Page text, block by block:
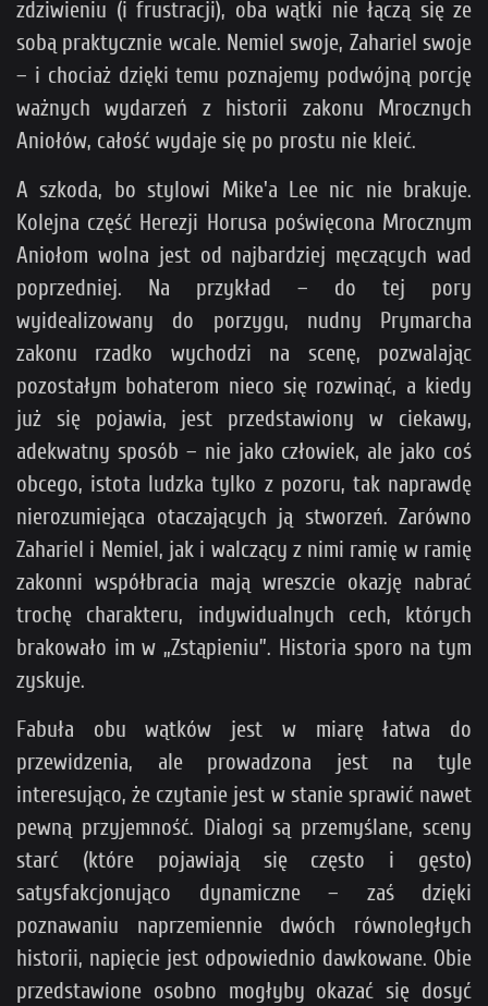
zdziwieniu (i frustracji), oba wątki nie łączą się ze
sobą praktycznie wcale. Nemiel swoje, Zahariel swoje
– i chociaż dzięki temu poznajemy podwójną porcję
ważnych wydarzeń z historii zakonu Mrocznych
Aniołów, całość wydaje się po prostu nie kleić.
A szkoda, bo stylowi Mike'a Lee nic nie brakuje.
Kolejna część Herezji Horusa poświęcona Mrocznym
Aniołom wolna jest od najbardziej męczących wad
poprzedniej. Na przykład – do tej pory
wyidealizowany do porzygu, nudny Prymarcha
zakonu rzadko wychodzi na scenę, pozwalając
pozostałym bohaterom nieco się rozwinąć, a kiedy
już się pojawia, jest przedstawiony w ciekawy,
adekwatny sposób – nie jako człowiek, ale jako coś
obcego, istota ludzka tylko z pozoru, tak naprawdę
nierozumiejąca otaczających ją stworzeń. Zarówno
Zahariel i Nemiel, jak i walczący z nimi ramię w ramię
zakonni współbracia mają wreszcie okazję nabrać
trochę charakteru, indywidualnych cech, których
brakowało im w „Zstąpieniu”. Historia sporo na tym
zyskuje.
Fabuła obu wątków jest w miarę łatwa do
przewidzenia, ale prowadzona jest na tyle
interesująco, że czytanie jest w stanie sprawić nawet
pewną przyjemność. Dialogi są przemyślane, sceny
starć (które pojawiają się często i gęsto)
satysfakcjonująco dynamiczne – zaś dzięki
poznawaniu naprzemiennie dwóch równoległych
historii, napięcie jest odpowiednio dawkowane. Obie
przedstawione osobno mogłyby okazać się dosyć